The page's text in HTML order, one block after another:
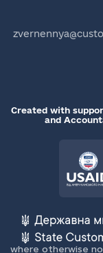
Created with
and
where otherwise